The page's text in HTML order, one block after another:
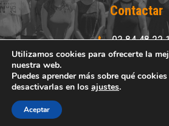
Contactar
03 84 48 22
03 84 48 25
Route de Lons-le-Saunier - Crançot -
Mentions légales
Utilizamos cookies para ofrecerte la
nuestra web.
Puedes aprender más sobre qué
desactivarlas en los ajustes.
Aceptar